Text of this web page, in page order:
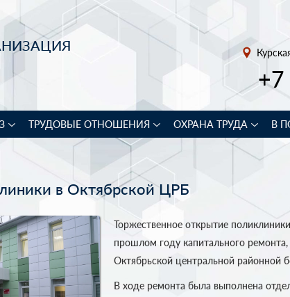
+7
ТРУДОВЫЕ ОТНОШЕНИЯ ОХРАНА ТРУДА В
в Октябрской ЦРБ
Торжественное открытие
прошлом году капитального ремонта,
Октябрьской центральной районной
В ходе ремонта была выполнена